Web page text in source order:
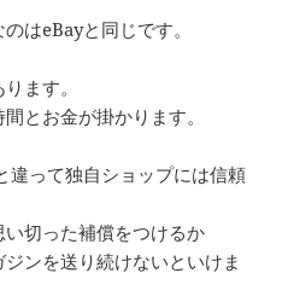
はeBayと同じです。
ます。
とお金が掛かります。
違って独自ショップには信頼
切った補償をつけるか
ンを送り続けないといけま